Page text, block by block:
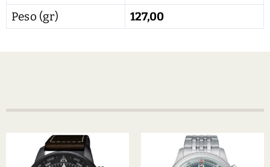
Peso (gr) 127,00